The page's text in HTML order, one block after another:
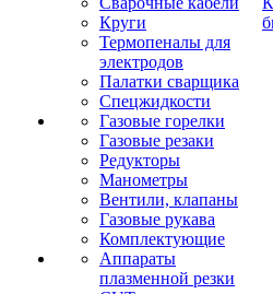
Круги
Термопеналы для
электродов
Палатки сварщика
Спецжидкости
Газовые горелки
Газовые резаки
Редукторы
Манометры
Вентили, клапаны
Газовые рукава
Комплектующие
Аппараты
плазменной резки